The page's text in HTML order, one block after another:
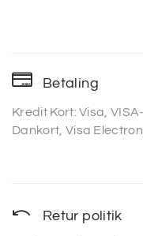
Betaling
Kredit Kort: Visa,
Dankort, Visa
Retur politik